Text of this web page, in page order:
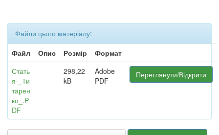
Файли цього матеріалу:
Файл
Опис Розмір
Формат
Стать
я-_Ти
тарен
ко_.P
DF
298,22
kB
Adobe
PDF
Переглянути/Відкрити